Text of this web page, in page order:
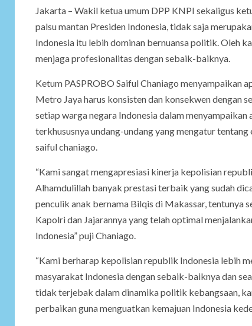
Jakarta – Wakil ketua umum DPP KNPI sekaligus
palsu mantan Presiden Indonesia, tidak saja
Indonesia itu lebih dominan bernuansa politik. Oleh
menjaga profesionalitas dengan sebaik-baiknya.
Ketum PASPROBO Saiful Chaniago menyampaikan
Metro Jaya harus konsisten dan konsekwen dengan
setiap warga negara Indonesia dalam
terkhususnya undang-undang yang mengatur
saiful chaniago.
“Kami sangat mengapresiasi kinerja kepolisian
Alhamdulillah banyak prestasi terbaik yang sudah
penculik anak bernama Bilqis di Makassar, tentunya
Kapolri dan Jajarannya yang telah optimal
Indonesia” puji Chaniago.
“Kami berharap kepolisian republik Indonesia lebih
masyarakat Indonesia dengan sebaik-baiknya dan
tidak terjebak dalam dinamika politik kebangsaan,
perbaikan guna menguatkan kemajuan Indonesia